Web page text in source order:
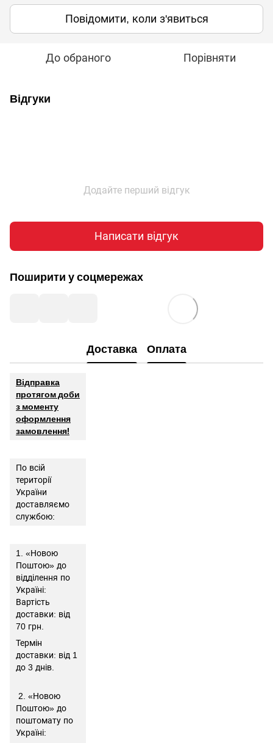
Повідомити, коли з'явиться
До обраного Порівняти
Відгуки
Додайте перший відгук
Написати відгук
Поширити у соцмережах
Доставка Оплата
Відправка
протягом доби
з моменту
оформлення
замовлення!
По всій
території
України
доставляємо
службою:
1. «Новою
Поштою» до
відділення по
Україні:
Вартість
доставки: від
70 грн.
Термін
доставки: від 1
до 3 днів.
2. «Новою
Поштою» до
поштомату по
Україні: